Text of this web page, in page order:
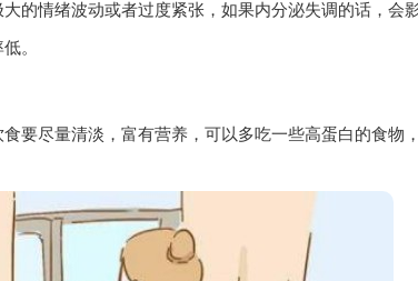
的情绪波动或者过度紧张，如果内分泌失调的话，会
。
要尽量清淡，富有营养，可以多吃一些高蛋白的食物